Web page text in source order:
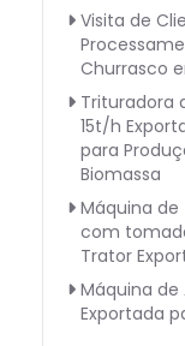
Visita de
Churrasco
Trituradora
15t/h
para
Biomassa
Máquina
com
Trator
Máquina de
Exportada